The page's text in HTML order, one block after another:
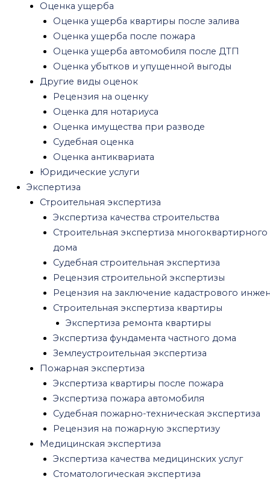
Оценка ущерба
Оценка ущерба квартиры после залива
Оценка ущерба после пожара
Оценка ущерба автомобиля после ДТП
Оценка убытков и упущенной выгоды
Другие виды оценок
Рецензия на оценку
Оценка для нотариуса
Оценка имущества при разводе
Судебная оценка
Оценка антиквариата
Юридические услуги
Экспертиза
Строительная экспертиза
Экспертиза качества строительства
Строительная экспертиза многоквартирного
дома
Судебная строительная экспертиза
Рецензия строительной экспертизы
Рецензия на заключение кадастрового
Строительная экспертиза квартиры
Экспертиза ремонта квартиры
Экспертиза фундамента частного дома
Землеустроительная экспертиза
Пожарная экспертиза
Экспертиза квартиры после пожара
Экспертиза пожара автомобиля
Судебная пожарно-техническая экспертиза
Рецензия на пожарную экспертизу
Медицинская экспертиза
Экспертиза качества медицинских услуг
Стоматологическая экспертиза
Строительная экспертиза квартиры
Экспертиза ремонта квартиры
Экспертиза фундамента частного дома
Землеустроительная экспертиза
Пожарная экспертиза
Экспертиза квартиры после пожара
Экспертиза пожара автомобиля
Судебная пожарно-техническая экспертиза
Рецензия на пожарную экспертизу
Медицинская экспертиза
Психиатрическая экспертиза
Военно-психиатрическая экспертиза
Посмертная психологическая экспертиза
дееспособность
Рецензия на психиатрическую экспертизу
Амбулаторная психиатрическая
экспертиза
Психиатрическая экспертиза обвиняемого
Психиатрическая экспертиза потерпевшего
Психиатрическая экспертиза для работы
несовершеннолетних
Автотехническая экспертиза
Экономическая экспертиза
Криминалистическая экспертиза
Экспертиза давности документа
Экспертиза печати и штампа